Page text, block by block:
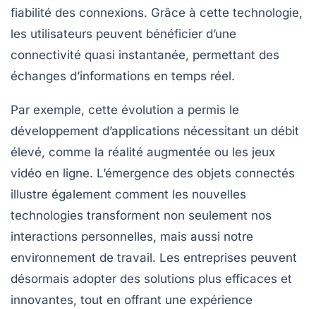
fiabilité des connexions. Grâce à cette technologie,
les utilisateurs peuvent bénéficier d’une
connectivité quasi instantanée, permettant des
échanges d’informations en temps réel.
Par exemple, cette évolution a permis le
développement d’applications nécessitant un débit
élevé, comme la réalité augmentée ou les jeux
vidéo en ligne. L’émergence des objets connectés
illustre également comment les nouvelles
technologies transforment non seulement nos
interactions personnelles, mais aussi notre
environnement de travail. Les entreprises peuvent
désormais adopter des solutions plus efficaces et
innovantes, tout en offrant une expérience